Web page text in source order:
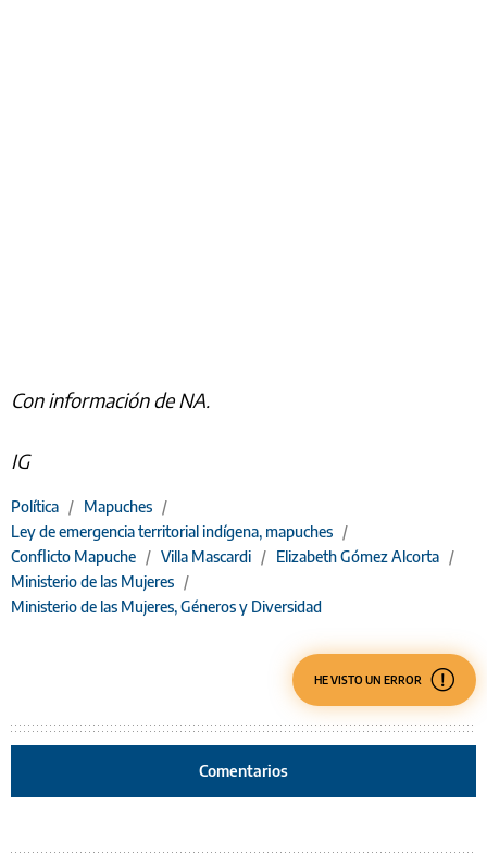
Con información de NA.
IG
Política / Mapuches /
Ley de emergencia territorial indígena, mapuches /
Conflicto Mapuche / Villa Mascardi / Elizabeth Gómez Alcorta /
Ministerio de las Mujeres /
Ministerio de las Mujeres, Géneros y Diversidad
HE VISTO UN ERROR
Comentarios